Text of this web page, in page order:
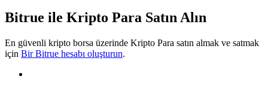
Bilgi
Ticaret bilgileri vb. dahil olmak üzere büyük veri analizi.
Bitrue ile Kripto Para Satın Alın
En güvenli kripto borsa üzerinde Kripto Para satın almak ve satmak
için Bir Bitrue hesabı oluşturun.